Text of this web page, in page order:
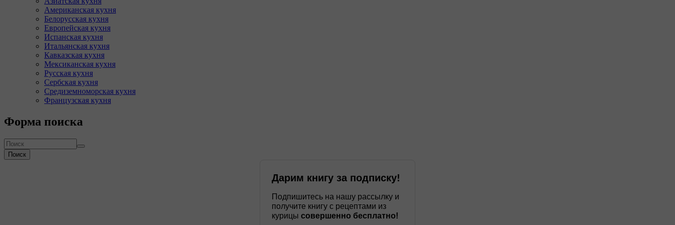
Американская кухня
Белорусская кухня
Европейская кухня
Испанская кухня
Итальянская кухня
Кавказская кухня
Мексиканская кухня
Русская кухня
Сербская кухня
Средиземноморская кухня
Французская кухня
Форма поиска
Поиск
Дарим книгу за подписку!
Подпишитесь на нашу рассылку и
получите книгу с рецептами из
курицы совершенно бесплатно!